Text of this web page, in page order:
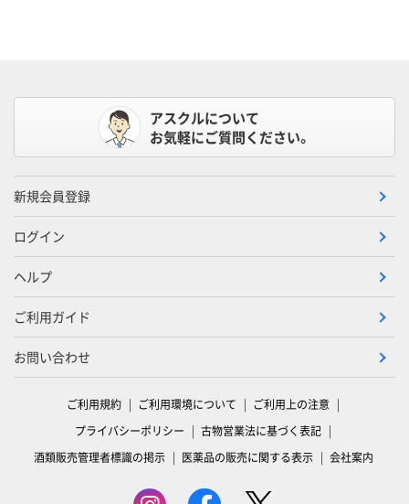
アスクルについて
お気軽にご質問ください。
新規会員登録
ログイン
ヘルプ
ご利用ガイド
お問い合わせ
ご利用規約 ご利用環境について
ご利用上の注意
プライバシーポリシー
古物営業法に基づく表記
酒類販売管理者標識の掲示
医薬品の販売に関する表示 会社案内